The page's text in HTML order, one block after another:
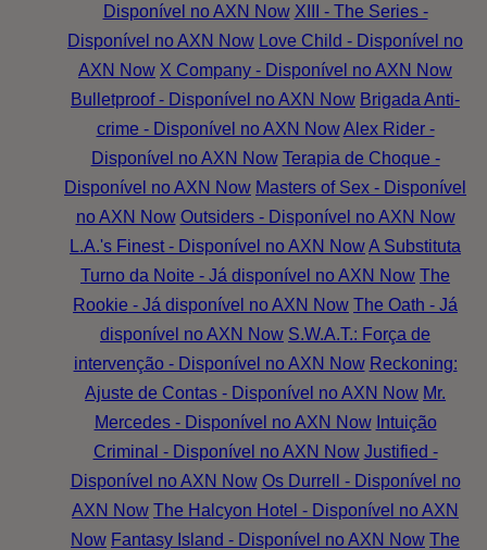
Disponível no AXN Now XIII - The Series -
Disponível no AXN Now Love Child - Disponível no
AXN Now X Company - Disponível no AXN Now
Bulletproof - Disponível no AXN Now Brigada Anti-
crime - Disponível no AXN Now Alex Rider -
Disponível no AXN Now Terapia de Choque -
Disponível no AXN Now Masters of Sex - Disponível
no AXN Now Outsiders - Disponível no AXN Now
L.A.'s Finest - Disponível no AXN NowA Substituta
Turno da Noite - Já disponível no AXN Now The
Rookie - Já disponível no AXN Now The Oath - Já
disponível no AXN Now S.W.A.T.: Força de
intervenção - Disponível no AXN Now Reckoning:
Ajuste de Contas - Disponível no AXN Now Mr.
Mercedes - Disponível no AXN Now Intuição
Criminal - Disponível no AXN Now Justified -
Disponível no AXN Now Os Durrell - Disponível no
AXN Now The Halcyon Hotel - Disponível no AXN
Now Fantasy Island - Disponível no AXN Now The